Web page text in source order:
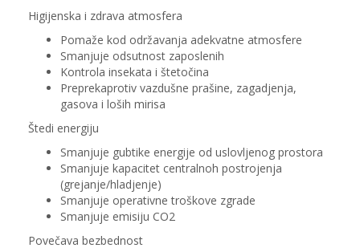
Higijenska i zdrava atmosfera
Pomaže kod održavanja adekvatne atmosfere
Smanjuje odsutnost zaposlenih
Kontrola insekata i štetočina
Preprekaprotiv vazdušne prašine, zagadjenja,
gasova i loših mirisa
Štedi energiju
Smanjuje gubtike energije od uslovljenog prostora
Smanjuje kapacitet centralnoh postrojenja
(grejanje/hladjenje)
Smanjuje operativne troškove zgrade
Smanjuje emisiju CO2
Povečava bezbednost